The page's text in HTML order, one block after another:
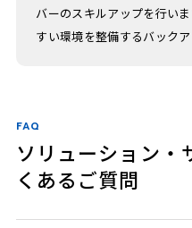
バーのスキルアップを行い
すい環境を整備するバック
FAQ
ソリューション・
くあるご質問